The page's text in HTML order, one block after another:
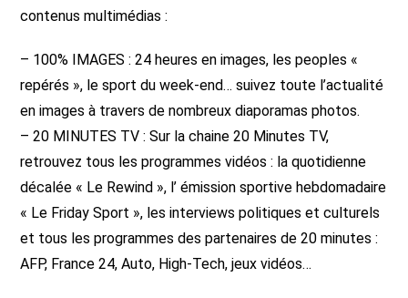
contenus multimédias :
– 100% IMAGES : 24 heures en images, les peoples «
repérés », le sport du week-end… suivez toute l’actualité
en images à travers de nombreux diaporamas photos.
– 20 MINUTES TV : Sur la chaine 20 Minutes TV,
retrouvez tous les programmes vidéos : la quotidienne
décalée « Le Rewind », l’ émission sportive hebdomadaire
« Le Friday Sport », les interviews politiques et culturels
et tous les programmes des partenaires de 20 minutes :
AFP, France 24, Auto, High-Tech, jeux vidéos…